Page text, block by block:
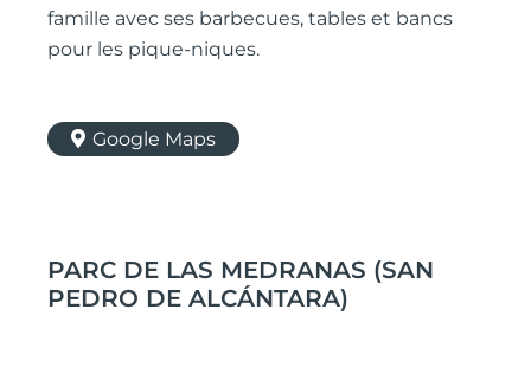
famille avec ses barbecues, tables et bancs
pour les pique-niques.
Google Maps
PARC DE LAS MEDRANAS (SAN
PEDRO DE ALCÁNTARA)